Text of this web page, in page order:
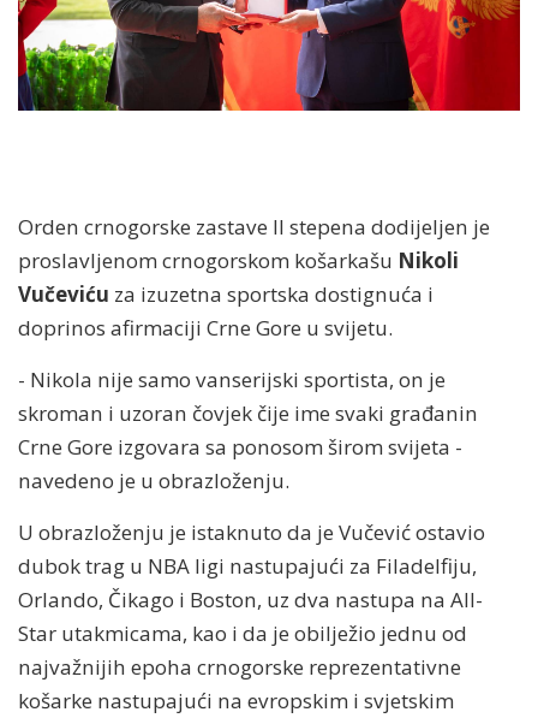
Orden crnogorske zastave II stepena dodijeljen je
proslavljenom crnogorskom košarkašu Nikoli
Vučeviću za izuzetna sportska dostignuća i
doprinos afirmaciji Crne Gore u svijetu.
- Nikola nije samo vanserijski sportista, on je
skroman i uzoran čovjek čije ime svaki građanin
Crne Gore izgovara sa ponosom širom svijeta -
navedeno je u obrazloženju.
U obrazloženju je istaknuto da je Vučević ostavio
dubok trag u NBA ligi nastupajući za Filadelfiju,
Orlando, Čikago i Boston, uz dva nastupa na All-
Star utakmicama, kao i da je obilježio jednu od
najvažnijih epoha crnogorske reprezentativne
košarke nastupajući na evropskim i svjetskim